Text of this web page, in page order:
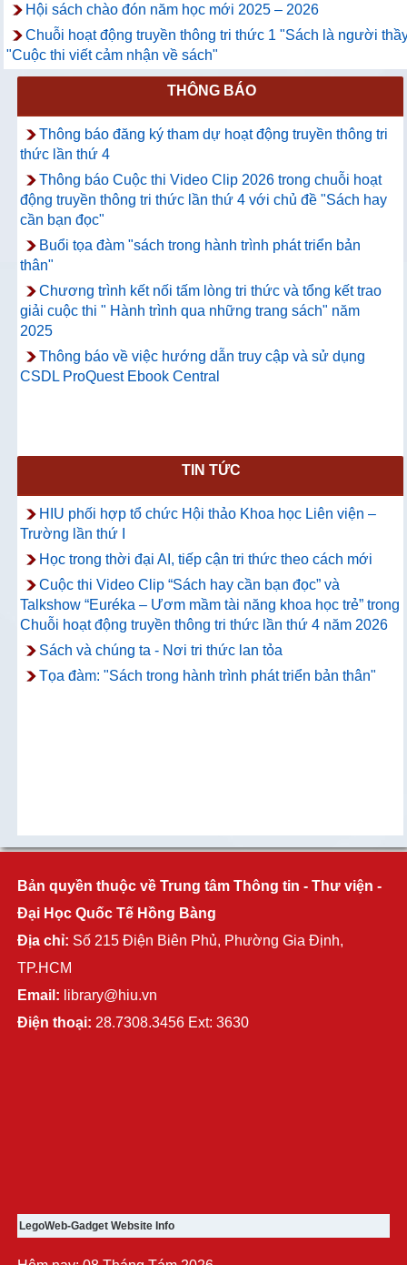
Hội sách chào đón năm học mới 2025 – 2026
Chuỗi hoạt động truyền thông tri thức 1 "Sách là người
"Cuộc thi viết cảm nhận về sách"
THÔNG BÁO
Thông báo đăng ký tham dự hoạt động truyền thông tri
thức lần thứ 4
Thông báo Cuộc thi Video Clip 2026 trong chuỗi hoạt
động truyền thông tri thức lần thứ 4 với chủ đề "Sách hay
cần bạn đọc"
Buổi tọa đàm "sách trong hành trình phát triển bản
thân"
Chương trình kết nối tấm lòng tri thức và tổng kết trao
giải cuộc thi " Hành trình qua những trang sách" năm
2025
Thông báo về việc hướng dẫn truy cập và sử dụng
CSDL ProQuest Ebook Central
TIN TỨC
HIU phối hợp tổ chức Hội thảo Khoa học Liên viện –
Trường lần thứ I
Học trong thời đại AI, tiếp cận tri thức theo cách mới
Cuộc thi Video Clip “Sách hay cần bạn đọc” và
Talkshow “Euréka – Ươm mầm tài năng khoa học trẻ” trong
Chuỗi hoạt động truyền thông tri thức lần thứ 4 năm 2026
Sách và chúng ta - Nơi tri thức lan tỏa
Tọa đàm: "Sách trong hành trình phát triển bản thân"
Bản quyền thuộc về Trung tâm Thông tin - Thư viện -
Đại Học Quốc Tế Hồng Bàng
Địa chỉ: Số 215 Điện Biên Phủ, Phường Gia Định,
TP.HCM
Email: library@hiu.vn
Điện thoại: 28.7308.3456 Ext: 3630
LegoWeb-Gadget Website Info